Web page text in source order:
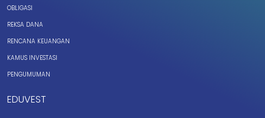
OBLIGASI
REKSA DANA
RENCANA KEUANGAN
KAMUS INVESTASI
PENGUMUMAN
EDUVEST